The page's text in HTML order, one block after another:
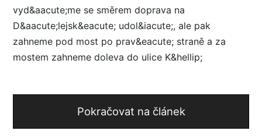
vyd&aacute;me se směrem doprava na
D&aacute;lejsk&eacute; udol&iacute;, ale pak
zahneme pod most po prav&eacute; straně a za
mostem zahneme doleva do ulice K&hellip;
Pokračovat na článek